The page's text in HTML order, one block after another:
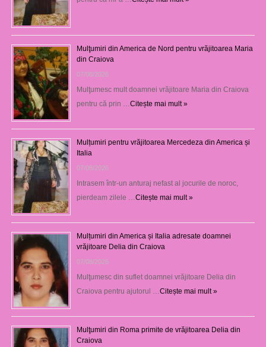
Mulţumiri din America de Nord pentru vrăjitoarea Maria
din Craiova
07/08/2026
Mulţumesc mult doamnei vrăjitoare Maria din Craiova
pentru că prin … Citește mai mult »
Mulțumiri pentru vrăjitoarea Mercedeza din America și
Italia
07/08/2026
Intrasem într-un anturaj nefast al jocurile de noroc,
pierdeam zilele … Citește mai mult »
Mulțumiri din America și Italia adresate doamnei
vrăjitoare Delia din Craiova
07/08/2026
Mulţumesc din suflet doamnei vrăjitoare Delia din
Craiova pentru ajutorul … Citește mai mult »
Mulţumiri din Roma primite de vrăjitoarea Delia din
Craiova